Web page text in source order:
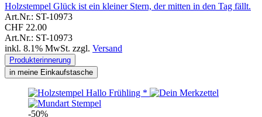
Holzstempel Glück ist ein kleiner Stern, der mitten in den Tag fällt.
Art.Nr.: ST-10973
CHF 22.00
Art.Nr.: ST-10973
inkl. 8.1% MwSt. zzgl. Versand
Produkterinnerung
in meine Einkaufstasche
-50%